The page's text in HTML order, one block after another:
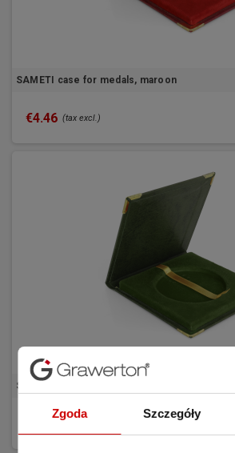
SAMETI case for medals, maroon
€4.46 (tax excl.)
SAMETI case for medals, green
(tax excl.)
Zgoda Szczegóły